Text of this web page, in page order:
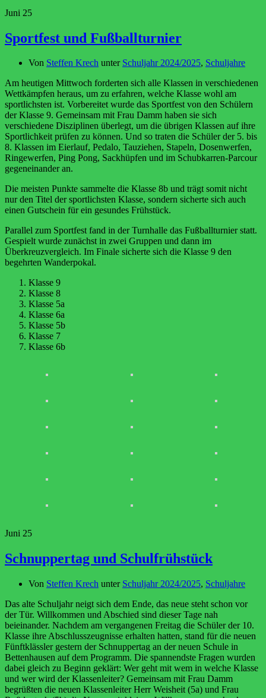
Juni 25
Sportfest und Fußballturnier
Von Steffen Krech unter Schuljahr 2024/2025, Schuljahre
Am heutigen Mittwoch forderten sich alle Klassen in verschiedenen
Wettkämpfen heraus, um zu erfahren, welche Klasse wohl am
sportlichsten ist. Vorbereitet wurde das Sportfest von den Schülern
der Klasse 9. Gemeinsam mit Frau Damm haben sie sich
verschiedene Disziplinen überlegt, um die übrigen Klassen auf ihre
Sportlichkeit prüfen zu können. Und so traten die Schüler der 5. bis
8. Klassen im Eierlauf, Pedalo, Tauziehen, Stapeln, Dosenwerfen,
Ringewerfen, Ping Pong, Sackhüpfen und im Schubkarren-Parcour
gegeneinander an.
Die meisten Punkte sammelte die Klasse 8b und trägt somit nicht
nur den Titel der sportlichsten Klasse, sondern sicherte sich auch
einen Gutschein für ein gesundes Frühstück.
Parallel zum Sportfest fand in der Turnhalle das Fußballturnier statt.
Gespielt wurde zunächst in zwei Gruppen und dann im
Überkreuzvergleich. Im Finale sicherte sich die Klasse 9 den
begehrten Wanderpokal.
Klasse 9
Klasse 8
Klasse 5a
Klasse 6a
Klasse 5b
Klasse 7
Klasse 6b
Juni 25
Schnuppertag und Schulfrühstück
Von Steffen Krech unter Schuljahr 2024/2025, Schuljahre
Das alte Schuljahr neigt sich dem Ende, das neue steht schon vor
der Tür. Willkommen und Abschied sind dieser Tage nah
beieinander. Nachdem am vergangenen Freitag die Schüler der 10.
Klasse ihre Abschlusszeugnisse erhalten hatten, stand für die neuen
Fünftklässler gestern der Schnuppertag an der neuen Schule in
Bettenhausen auf dem Programm. Die spannendste Fragen wurden
dabei gleich zu Beginn geklärt: Wer geht mit wem in welche Klasse
und wer wird der Klassenleiter? Gemeinsam mit Frau Damm
begrüßten die neuen Klassenleiter Herr Weisheit (5a) und Frau